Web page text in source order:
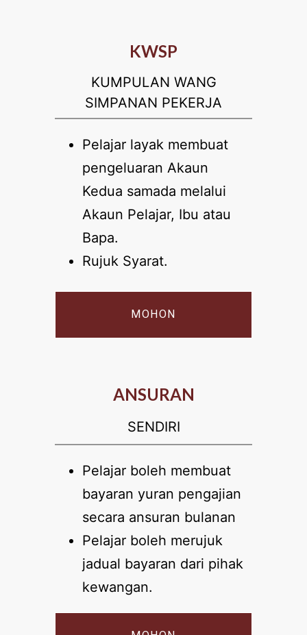
KWSP
KUMPULAN WANG
SIMPANAN PEKERJA
Pelajar layak membuat
pengeluaran Akaun
Kedua samada melalui
Akaun Pelajar, Ibu atau
Bapa.
Rujuk Syarat.
MOHON
ANSURAN
SENDIRI
Pelajar boleh membuat
bayaran yuran pengajian
secara ansuran bulanan
Pelajar boleh merujuk
jadual bayaran dari pihak
kewangan.